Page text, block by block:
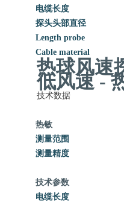
电缆长度
探头头部直径
Length probe
Cable material
热球风速
低风速 -
技术数据
热敏
测量范围
测量精度
技术参数
电缆长度